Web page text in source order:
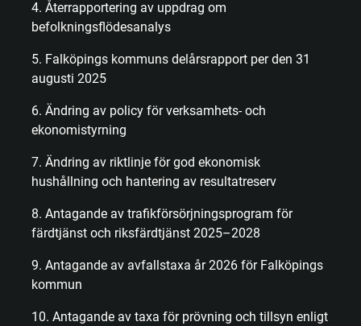
4. Återrapportering av uppdrag om
befolkningsflödesanalys
5. Falköpings kommuns delårsrapport per den 31
augusti 2025
6. Ändring av policy för verksamhets- och
ekonomistyrning
7. Ändring av riktlinje för god ekonomisk
hushållning och hantering av resultatreserv
8. Antagande av trafikförsörjningsprogram för
färdtjänst och riksfärdtjänst 2025–2028
9. Antagande av avfallstaxa år 2026 för Falköpings
kommun
10. Antagande av taxa för prövning och tillsyn enligt